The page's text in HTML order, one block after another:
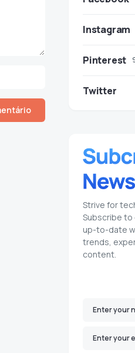
Instagram
Pinterest
Twitter
Strive for
Subscribe
up-to-date
trends,
content.